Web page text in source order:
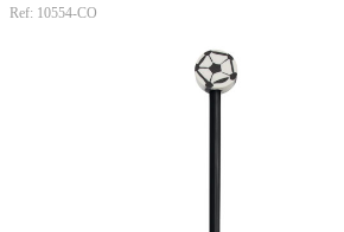
Ref: 10554-CO